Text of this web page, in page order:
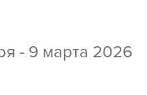
- 9 марта 2026